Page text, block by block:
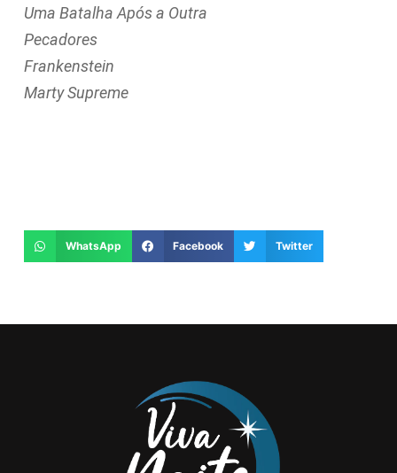
Uma Batalha Após a Outra
Pecadores
Frankenstein
Marty Supreme
WhatsApp Facebook Twitter